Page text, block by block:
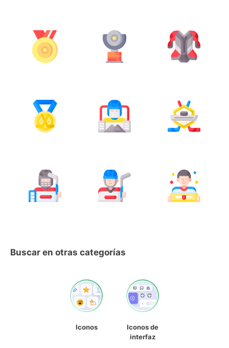
Buscar en otras categorías
Iconos
Iconos de
interfaz